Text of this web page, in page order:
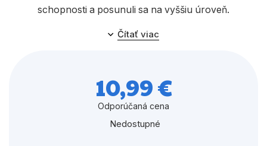
schopnosti a posunuli sa na vyššiu úroveň.
V tejto knihe vás naučíme, ako si vyrobiť tie najsilnejšie
a očarovať ich mystickými kúzlami, objavíte zákerných
mobov,
Čítať viac
10,99 €
Odporúčaná cena
Nedostupné